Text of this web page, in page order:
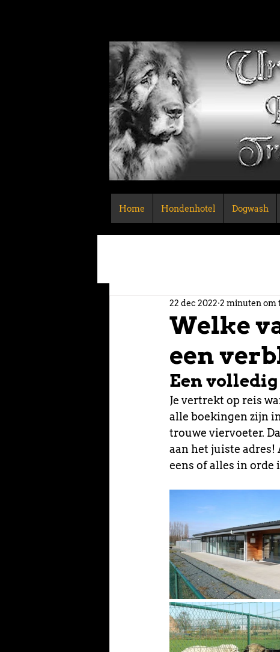
Home Hondenhotel Dogwash
Welke
een
22 dec 2022 2 minuten om
Een
Je vertrekt op reis
alle boekingen zijn
trouwe viervoeter.
aan het juiste
eens of alles in orde